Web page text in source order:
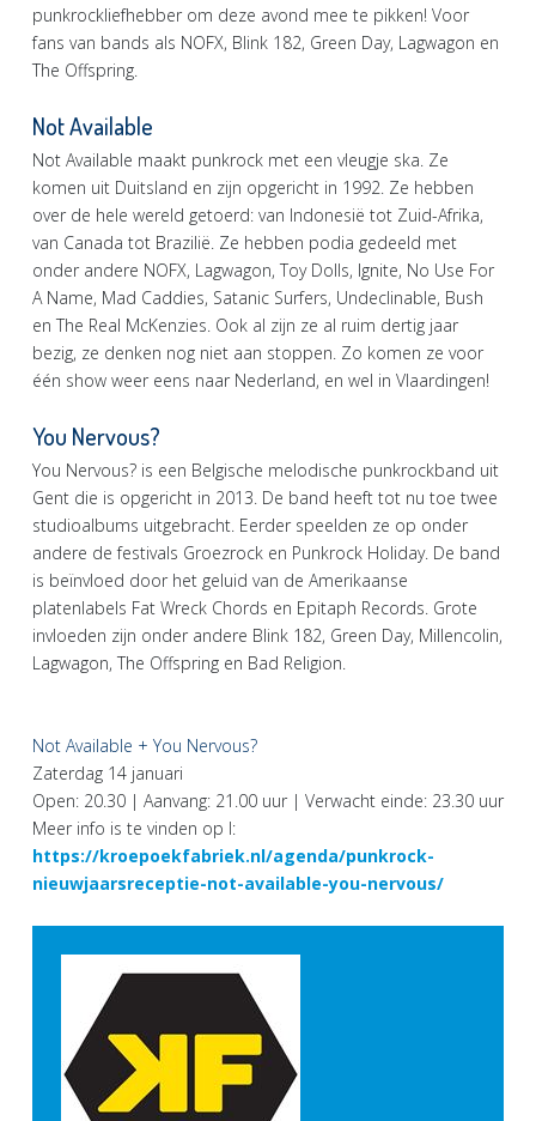
punkrockliefhebber om deze avond mee te pikken! Voor
fans van bands als NOFX, Blink 182, Green Day, Lagwagon en
The Offspring.
Not Available
Not Available maakt punkrock met een vleugje ska. Ze
komen uit Duitsland en zijn opgericht in 1992. Ze hebben
over de hele wereld getoerd: van Indonesië tot Zuid-Afrika,
van Canada tot Brazilië. Ze hebben podia gedeeld met
onder andere NOFX, Lagwagon, Toy Dolls, Ignite, No Use For
A Name, Mad Caddies, Satanic Surfers, Undeclinable, Bush
en The Real McKenzies. Ook al zijn ze al ruim dertig jaar
bezig, ze denken nog niet aan stoppen. Zo komen ze voor
één show weer eens naar Nederland, en wel in Vlaardingen!
You Nervous?
You Nervous? is een Belgische melodische punkrockband uit
Gent die is opgericht in 2013. De band heeft tot nu toe twee
studioalbums uitgebracht. Eerder speelden ze op onder
andere de festivals Groezrock en Punkrock Holiday. De band
is beïnvloed door het geluid van de Amerikaanse
platenlabels Fat Wreck Chords en Epitaph Records. Grote
invloeden zijn onder andere Blink 182, Green Day, Millencolin,
Lagwagon, The Offspring en Bad Religion.
Not Available + You Nervous?
Zaterdag 14 januari
Open: 20.30 | Aanvang: 21.00 uur | Verwacht einde: 23.30 uur
Meer info is te vinden op I:
https://kroepoekfabriek.nl/agenda/punkrock-
nieuwjaarsreceptie-not-available-you-nervous/